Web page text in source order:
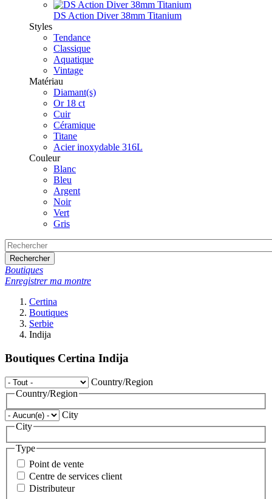
DS Action Diver 38mm Titanium
Styles
Tendance
Classique
Aquatique
Vintage
Matériau
Diamant(s)
Or 18 ct
Cuir
Céramique
Titane
Acier inoxydable 316L
Couleur
Blanc
Bleu
Argent
Noir
Vert
Gris
Rechercher
Boutiques
Enregistrer ma montre
Certina
Boutiques
Serbie
Indija
Boutiques Certina Indija
Country/Region
Country/Region
City
City
Type
Point de vente
Centre de services client
Distributeur